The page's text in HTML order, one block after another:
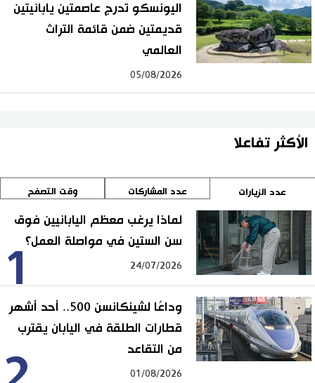
اليونسكو تدرج عاصمتين يابانيتين
قديمتين ضمن قائمة التراث
العالمي
05/08/2026
الأكثر تفاعلا
عدد الزيارات عدد المشاركات وقت التصفح
1
لماذا يرغب معظم اليابانيين فوق
سن الستين في مواصلة العمل؟
24/07/2026
وداعًا لشينكانسن 500.. أحد أشهر
قطارات الطلقة في اليابان يقترب
من التقاعد
01/08/2026